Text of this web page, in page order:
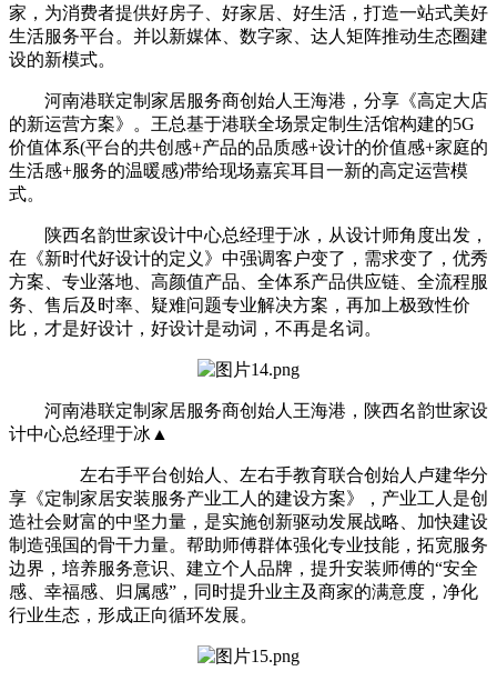
家，为消费者提供好房子、好家居、好生活，打造一站式美好
生活服务平台。并以新媒体、数字家、达人矩阵推动生态圈建
设的新模式。
河南港联定制家居服务商创始人王海港，分享《高定大店
的新运营方案》。王总基于港联全场景定制生活馆构建的5G
价值体系(平台的共创感+产品的品质感+设计的价值感+家庭的
生活感+服务的温暖感)带给现场嘉宾耳目一新的高定运营模
式。
陕西名韵世家设计中心总经理于冰，从设计师角度出发，
在《新时代好设计的定义》中强调客户变了，需求变了，优秀
方案、专业落地、高颜值产品、全体系产品供应链、全流程服
务、售后及时率、疑难问题专业解决方案，再加上极致性价
比，才是好设计，好设计是动词，不再是名词。
河南港联定制家居服务商创始人王海港，陕西名韵世家设
计中心总经理于冰▲
左右手平台创始人、左右手教育联合创始人卢建华分
享《定制家居安装服务产业工人的建设方案》，产业工人是创
造社会财富的中坚力量，是实施创新驱动发展战略、加快建设
制造强国的骨干力量。帮助师傅群体强化专业技能，拓宽服务
边界，培养服务意识、建立个人品牌，提升安装师傅的“安全
感、幸福感、归属感”，同时提升业主及商家的满意度，净化
行业生态，形成正向循环发展。